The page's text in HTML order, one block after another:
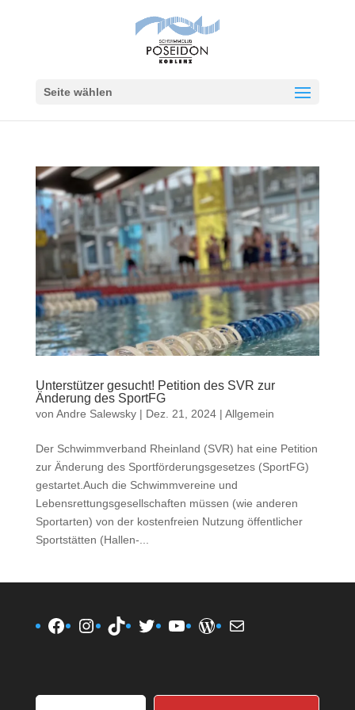
Seite wählen
Unterstützer gesucht! Petition des SVR zur
Änderung des SportFG
von Andre Salewsky| Dez. 21, 2024| Allgemein
Der Schwimmverband Rheinland (SVR) hat eine Petition
zur Änderung des Sportförderungsgesetzes (SportFG)
gestartet.Auch die Schwimmvereine und
Lebensrettungsgesellschaften müssen (wie anderen
Sportarten) von der kostenfreien Nutzung öffentlicher
Sportstätten (Hallen-...
Facebook
Instagram
TikTokTwitterYouTube
WordPress
E-Mail